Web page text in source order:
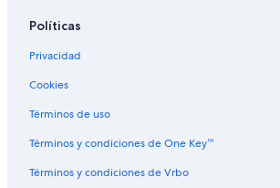
Políticas
Privacidad
Cookies
Términos de uso
Términos y condiciones de One Key™
Términos y condiciones de Vrbo